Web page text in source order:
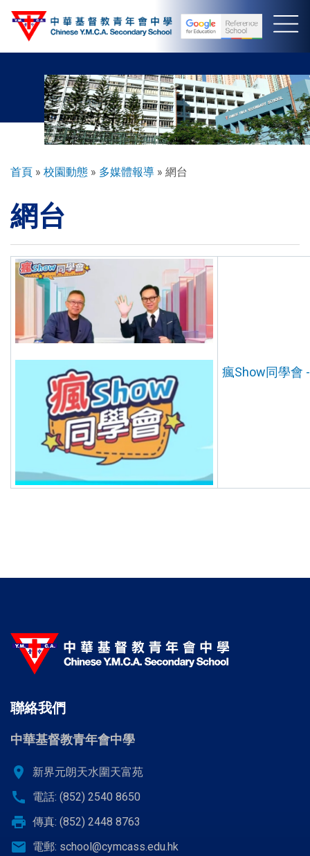
導
連
結
首頁 校園動態 多媒體報導 網台
網台
瘋Show同學會
聯絡我們
中華基督教青年會中學
location_on 新界元朗天水圍天富苑
call 電話: (852) 2540 8650
print 傳真: (852) 2448 8763
email 電郵: school@cymcass.edu.hk